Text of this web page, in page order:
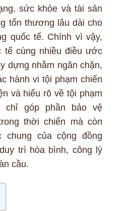
sức khỏe và tài sản
tổn thương lâu dài cho
quốc tế. Chính vì vậy,
tế cùng nhiều điều ước
dựng nhằm ngăn chặn,
hành vi tội phạm chiến
và hiểu rõ về tội phạm
chỉ góp phần bảo vệ
thời chiến mà còn
chung của cộng đồng
trì hòa bình, công lý
cầu.